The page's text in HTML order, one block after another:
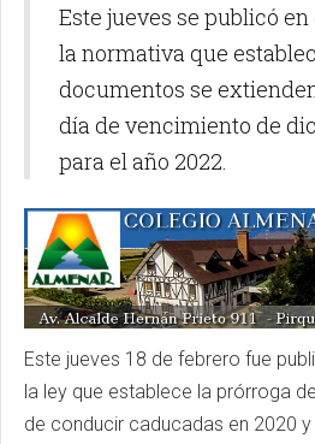
Este jueves se publicó
la normativa que
documentos se
día de vencimiento de
para el año 2022.
Este jueves 18 de febrero fue
la ley que establece la prórroga
de conducir caducadas en 2020 y